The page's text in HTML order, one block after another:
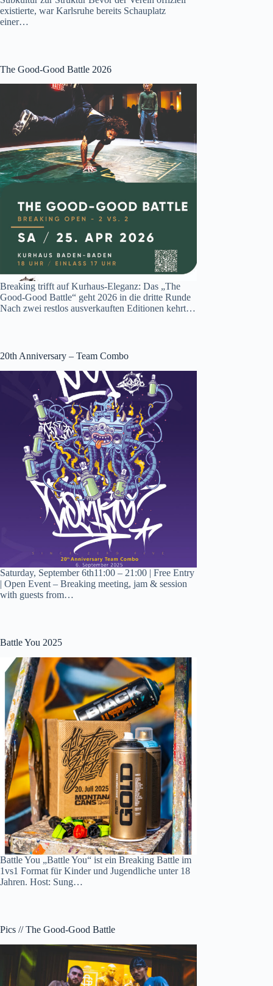
existierte, war Karlsruhe bereits Schauplatz
einer…
The Good-Good Battle 2026
Breaking trifft auf Kurhaus-Eleganz: Das „The
Good-Good Battle“ geht 2026 in die dritte Runde
Nach zwei restlos ausverkauften Editionen kehrt…
20th Anniversary – Team Combo
Saturday, September 6th11:00 – 21:00 | Free Entry
| Open Event – Breaking meeting, jam & session
with guests from…
Battle You 2025
Battle You „Battle You“ ist ein Breaking Battle im
1vs1 Format für Kinder und Jugendliche unter 18
Jahren. Host: Sung…
Pics // The Good-Good Battle